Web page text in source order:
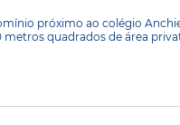
próximo ao colégio
metros quadrados de área